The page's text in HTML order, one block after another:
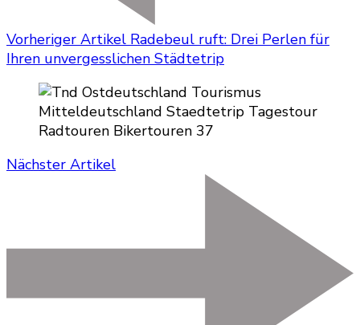
Vorheriger Artikel Radebeul ruft: Drei Perlen für
Ihren unvergesslichen Städtetrip
Nächster Artikel